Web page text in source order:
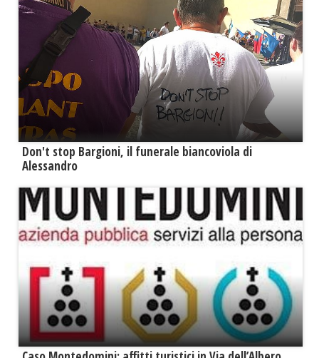
Don't stop Bargioni, il funerale biancoviola di
Alessandro